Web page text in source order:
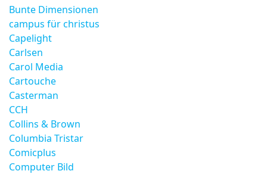
Bunte Dimensionen
campus für christus
Capelight
Carlsen
Carol Media
Cartouche
Casterman
CCH
Collins & Brown
Columbia Tristar
Comicplus
Computer Bild